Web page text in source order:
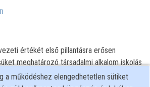
értékét első pillantásra erősen
meghatározó társadalmi alkalom iskolás
tudja sajátos humorával és
a működéshez elengedhetetlen sütiket